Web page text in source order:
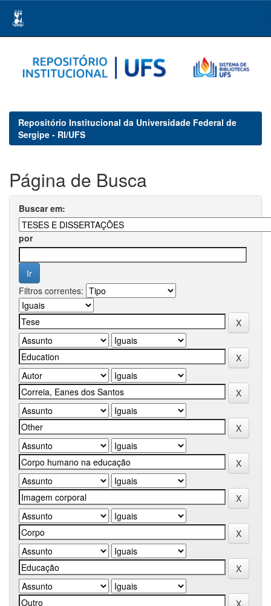
navigation
Repositório Institucional da Universidade Federal de
Sergipe - RI/UFS
Página de Busca
Buscar em:
por
Filtros correntes: